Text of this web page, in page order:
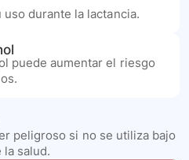
durante la lactancia.
puede aumentar el riesgo
peligroso si no se utiliza bajo
salud.